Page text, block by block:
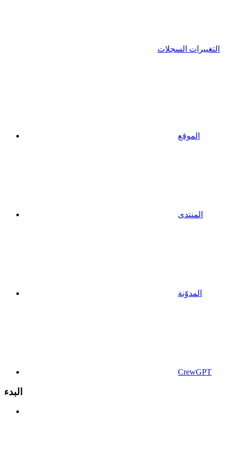
التغييرات السجلات
الموقع
المنتدى
المدوّنة
CrewGPT
البدء